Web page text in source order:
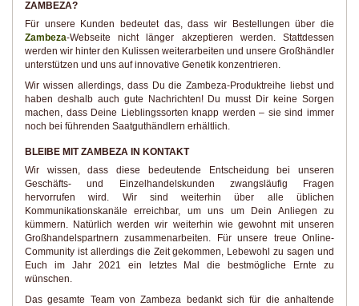
ZAMBEZA?
Für unsere Kunden bedeutet das, dass wir Bestellungen über die
Zambeza-Webseite nicht länger akzeptieren werden. Stattdessen
werden wir hinter den Kulissen weiterarbeiten und unsere Großhändler
unterstützen und uns auf innovative Genetik konzentrieren.
Wir wissen allerdings, dass Du die Zambeza-Produktreihe liebst und
haben deshalb auch gute Nachrichten! Du musst Dir keine Sorgen
machen, dass Deine Lieblingssorten knapp werden – sie sind immer
noch bei führenden Saatguthändlern erhältlich.
BLEIBE MIT ZAMBEZA IN KONTAKT
Wir wissen, dass diese bedeutende Entscheidung bei unseren
Geschäfts- und Einzelhandelskunden zwangsläufig Fragen
hervorrufen wird. Wir sind weiterhin über alle üblichen
Kommunikationskanäle erreichbar, um uns um Dein Anliegen zu
kümmern. Natürlich werden wir weiterhin wie gewohnt mit unseren
Großhandelspartnern zusammenarbeiten. Für unsere treue Online-
Community ist allerdings die Zeit gekommen, Lebewohl zu sagen und
Euch im Jahr 2021 ein letztes Mal die bestmögliche Ernte zu
wünschen.
Das gesamte Team von Zambeza bedankt sich für die anhaltende